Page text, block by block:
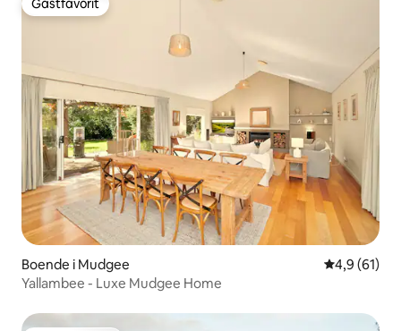
Gästfavorit
Gästfavorit
Boende i Mudgee 4,9 av 5 i
4,9 (61)
Yallambee - Luxe Mudgee Home